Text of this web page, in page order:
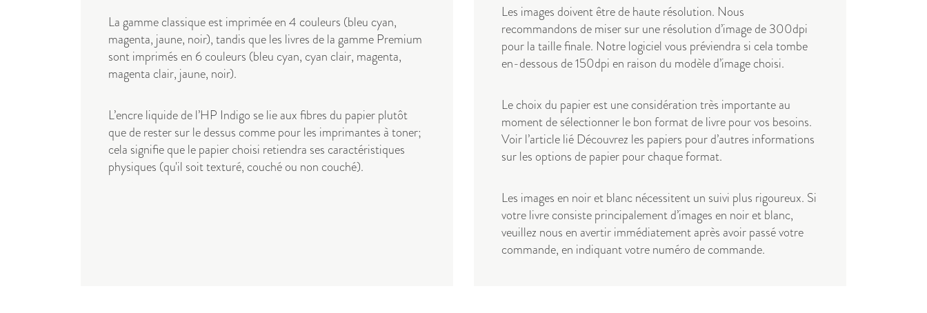
La gamme classique est imprimée en 4 couleurs (bleu cyan,
magenta, jaune, noir), tandis que les livres de la gamme Premium
sont imprimés en 6 couleurs (bleu cyan, cyan clair, magenta,
magenta clair, jaune, noir).
L’encre liquide de l’HP Indigo se lie aux fibres du papier plutôt
que de rester sur le dessus comme pour les imprimantes à toner;
cela signifie que le papier choisi retiendra ses caractéristiques
physiques (qu'il soit texturé, couché ou non couché).
Les images doivent être de haute résolution. Nous
recommandons de miser sur une résolution d’image de 300dpi
pour la taille finale. Notre logiciel vous préviendra si cela tombe
en-dessous de 150dpi en raison du modèle d’image choisi.
Le choix du papier est une considération très importante au
moment de sélectionner le bon format de livre pour vos besoins.
Voir l’article lié Découvrez les papiers pour d’autres informations
sur les options de papier pour chaque format.
Les images en noir et blanc nécessitent un suivi plus rigoureux. Si
votre livre consiste principalement d’images en noir et blanc,
veuillez nous en avertir immédiatement après avoir passé votre
commande, en indiquant votre numéro de commande.